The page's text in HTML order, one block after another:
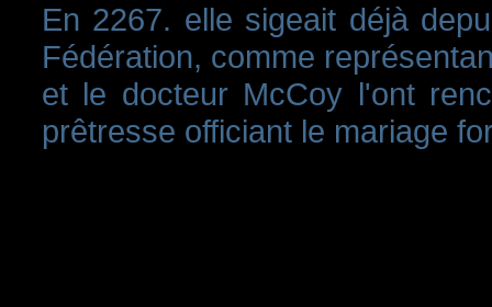
En 2267. elle sigeait déjà
Fédération, comme
et le docteur McCoy l'ont
prêtresse officiant le mariage